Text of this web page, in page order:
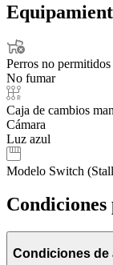
Perros no permitidos
No fumar
Caja de cambios
Cámara
Luz azul
Modelo Switch
Condiciones de